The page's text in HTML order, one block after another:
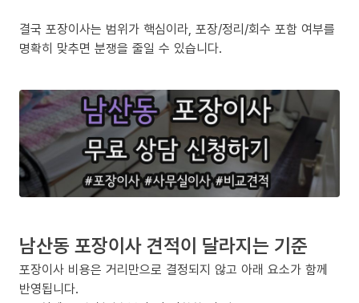
결국 포장이사는 범위가 핵심이라, 포장/정리/회수 포함 여부를
명확히 맞추면 분쟁을 줄일 수 있습니다.
남산동 포장이사 견적이 달라지는 기준
포장이사 비용은 거리만으로 결정되지 않고 아래 요소가 함께
반영됩니다.